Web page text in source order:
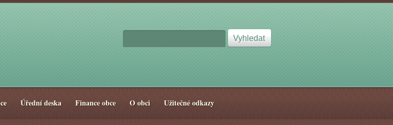
Úřední deska Finance obce O obci Užitečné odkazy